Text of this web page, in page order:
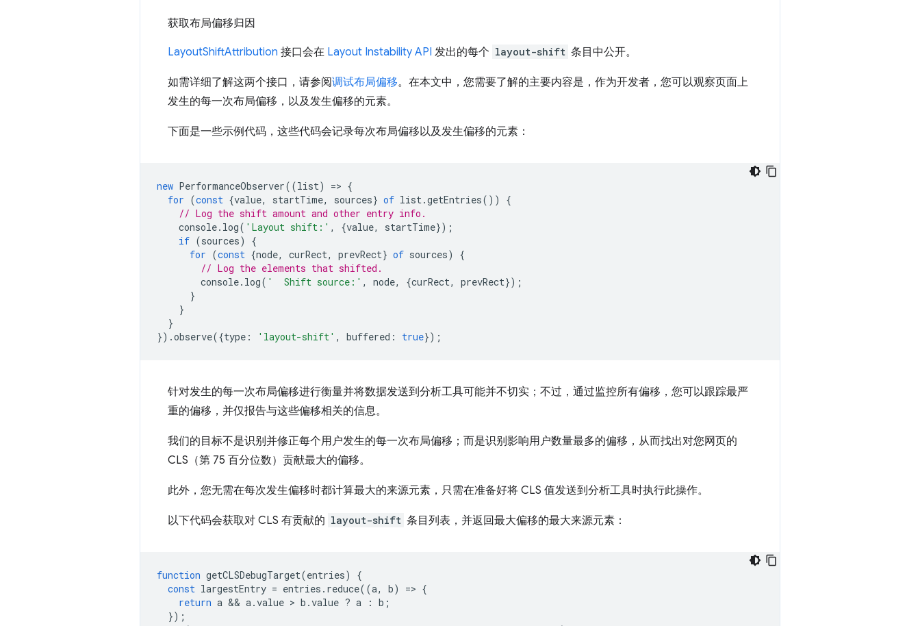
获取布局偏移归因
LayoutShiftAttribution 接口会在 Layout Instability API 发出的每个 layout-shift 条目中公开。
如需详细了解这两个接口，请参阅调试布局偏移。在本文中，您需要了解的主要内容是，作为开发者，您可以观察页面上
发生的每一次布局偏移，以及发生偏移的元素。
下面是一些示例代码，这些代码会记录每次布局偏移以及发生偏移的元素：
new PerformanceObserver((list) => {
for (const {value, startTime, sources} of list.getEntries())
{
// Log the shift amount and other entry info.
console. log( 'Layout shift:' , {value, startTime});
if (sources)
{
for (const {node, curRect, prevRect} of sources)
{
// Log the elements that shifted.
console. log( '  Shift source:' , node, {curRect, prevRect});
}
}
}
}).observe({type : 'layout-shift' , buffered : true});
针对发生的每一次布局偏移进行衡量并将数据发送到分析工具可能并不切实；不过，通过监控所有偏移，您可以跟踪最严
重的偏移，并仅报告与这些偏移相关的信息。
我们的目标不是识别并修正每个用户发生的每一次布局偏移；而是识别影响用户数量最多的偏移，从而找出对您网页的
CLS（第 75 百分位数）贡献最大的偏移。
此外，您无需在每次发生偏移时都计算最大的来源元素，只需在准备好将 CLS 值发送到分析工具时执行此操作。
以下代码会获取对 CLS 有贡献的 layout-shift 条目列表，并返回最大偏移的最大来源元素：
function getCLSDebugTarget(entries)
{
const largestEntry = entries . reduce((a, b) => {
return a && a.value > b .value ? a : b ;
});